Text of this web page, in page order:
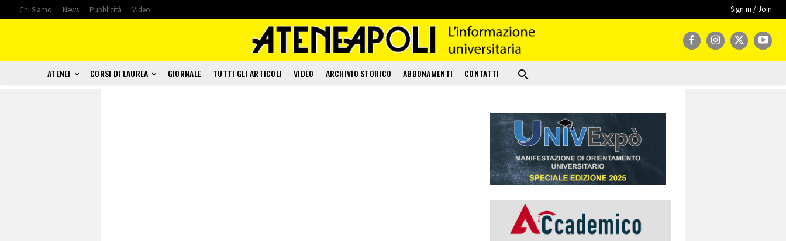
Chi Siamo News Pubblicità Video Sign in / Join
ATENEI CORSI DI LAUREA GIORNALE TUTTI GLI ARTICOLI VIDEO ARCHIVIO STORICO ABBONAMENTI CONTATTI